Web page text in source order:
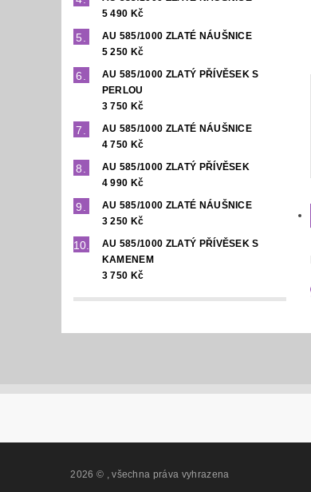
5 490 Kč
AU 585/1000 ZLATÉ NÁUŠNICE
5 250 Kč
AU 585/1000 ZLATÝ PŘÍVĚSEK S
PERLOU
3 750 Kč
AU 585/1000 ZLATÉ NÁUŠNICE
4 750 Kč
AU 585/1000 ZLATÝ PŘÍVĚSEK
4 990 Kč
AU 585/1000 ZLATÉ NÁUŠNICE
3 250 Kč
AU 585/1000 ZLATÝ PŘÍVĚSEK S
KAMENEM
3 750 Kč
2026 © , všechna práva vyhrazena